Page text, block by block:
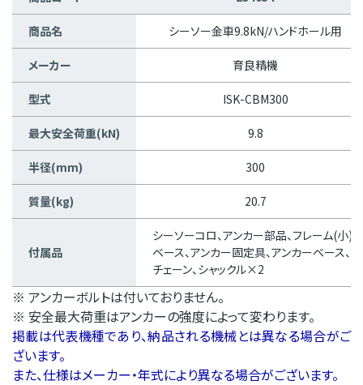
商品名 シーソー金車9.8kN/ハンドホール用
メーカー 育良精機
型式 ISK-CBM300
最大安全荷重(kN) 9.8
半径(mm) 300
質量(kg) 20.7
付属品
シーソーコロ、アンカー部品、フレーム(小)、
ベース、アンカー固定具、アンカーベース、
チェーン、シャックル×2
※ アンカーボルトは付いておりません。
※ 安全最大荷重はアンカーの強度によって変わります。
掲載は代表機種であり、納品される機械とは異なる場合がご
ざいます。
また、仕様はメーカー・年式により異なる場合がございます。